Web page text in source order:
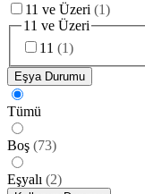
11 ve Üzeri (1)
11 ve Üzeri
11 (1)
Eşya Durumu
Tümü
Boş (73)
Eşyalı (2)